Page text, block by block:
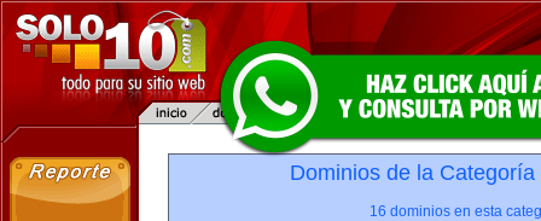
Dominios de la
16 dominios en esta